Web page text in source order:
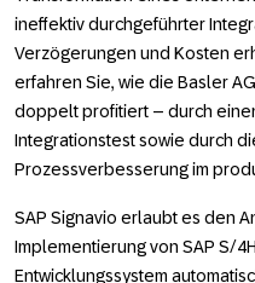
ineffektiv durchgeführter
Verzögerungen und Kosten
erfahren Sie, wie die Basler
doppelt profitiert – durch
Integrationstest sowie durch
Prozessverbesserung im
SAP Signavio erlaubt es den
Implementierung von SAP S/
Entwicklungssystem